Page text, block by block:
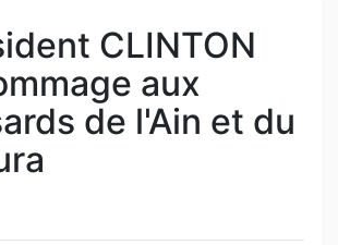
CLINTON
aux
de l'Ain et du